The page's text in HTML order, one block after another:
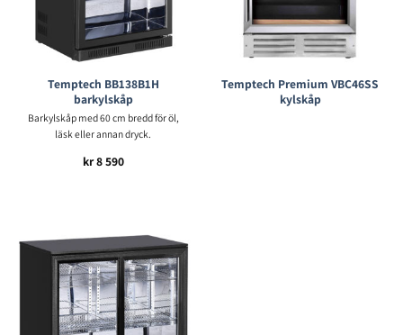
Temptech BB138B1H
barkylskåp
Barkylskåp med 60 cm bredd för öl,
läsk eller annan dryck.
kr8 590
Temptech Premium VBC46SS
kylskåp